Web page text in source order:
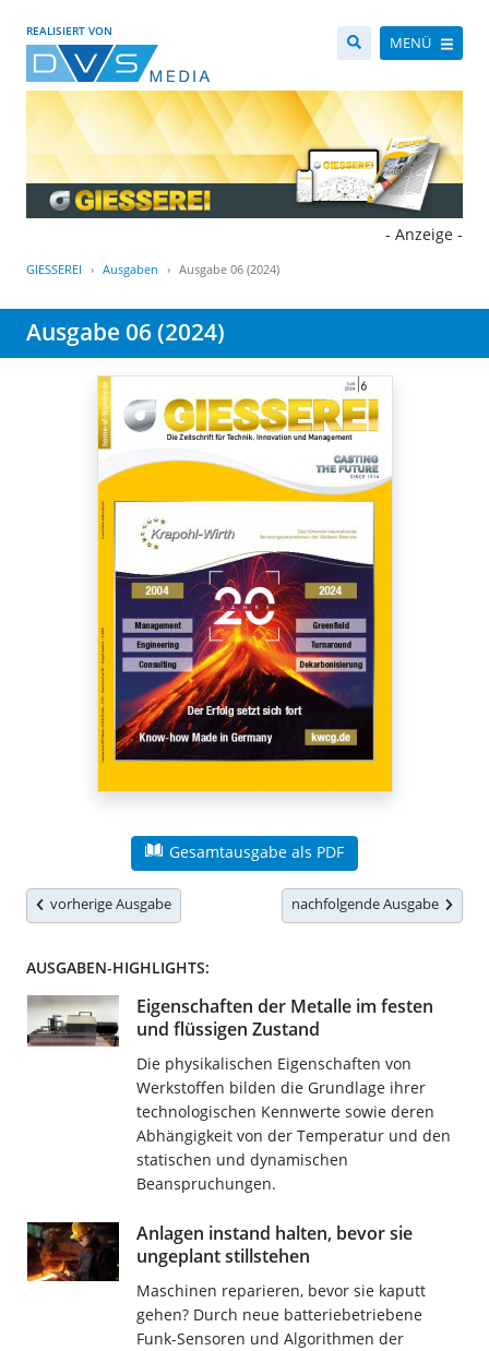
REALISIERT VON
MENÜ
- Anzeige -
GIESSEREI Ausgaben Ausgabe 06 (2024)
Ausgabe 06 (2024)
Gesamtausgabe als PDF
vorherige Ausgabe nachfolgende Ausgabe
AUSGABEN-HIGHLIGHTS:
Eigenschaften der Metalle im festen
und flüssigen Zustand
Die physikalischen Eigenschaften von
Werkstoffen bilden die Grundlage ihrer
technologischen Kennwerte sowie deren
Abhängigkeit von der Temperatur und den
statischen und dynamischen
Beanspruchungen.
Anlagen instand halten, bevor sie
ungeplant stillstehen
Maschinen reparieren, bevor sie kaputt
gehen? Durch neue batteriebetriebene
Funk-Sensoren und Algorithmen der